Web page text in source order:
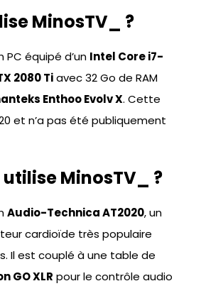
MinosTV_ ?
PC équipé d’un Intel Core i7-
2080 Tiavec 32 Go de RAM
Enthoo Evolv X. Cette
et n’a pas été publiquement
MinosTV_ ?
Audio-Technica AT2020, un
cardioïde très populaire
Il est couplé à une table de
GO XLR pour le contrôle audio